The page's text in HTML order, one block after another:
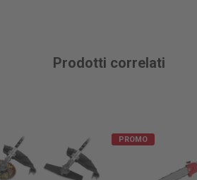
Prodotti correlati
PROMO